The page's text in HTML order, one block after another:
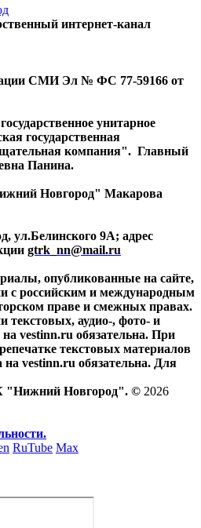
интернет-канал
СМИ Эл № ФС 77-59166 от
унитарное
государственная
компания". Главный
Панина.
Новгород" Макарова
ул.Белинского 9А; адрес
gtrk_nn@mail.ru
опубликованные на сайте,
с российским и международным
праве и смежных правах.
текстовых, аудио-, фото- и
vestinn.ru обязательна. При
текстовых материалов
vestinn.ru обязательна. Для
Новгород". © 2026
RuTube Max